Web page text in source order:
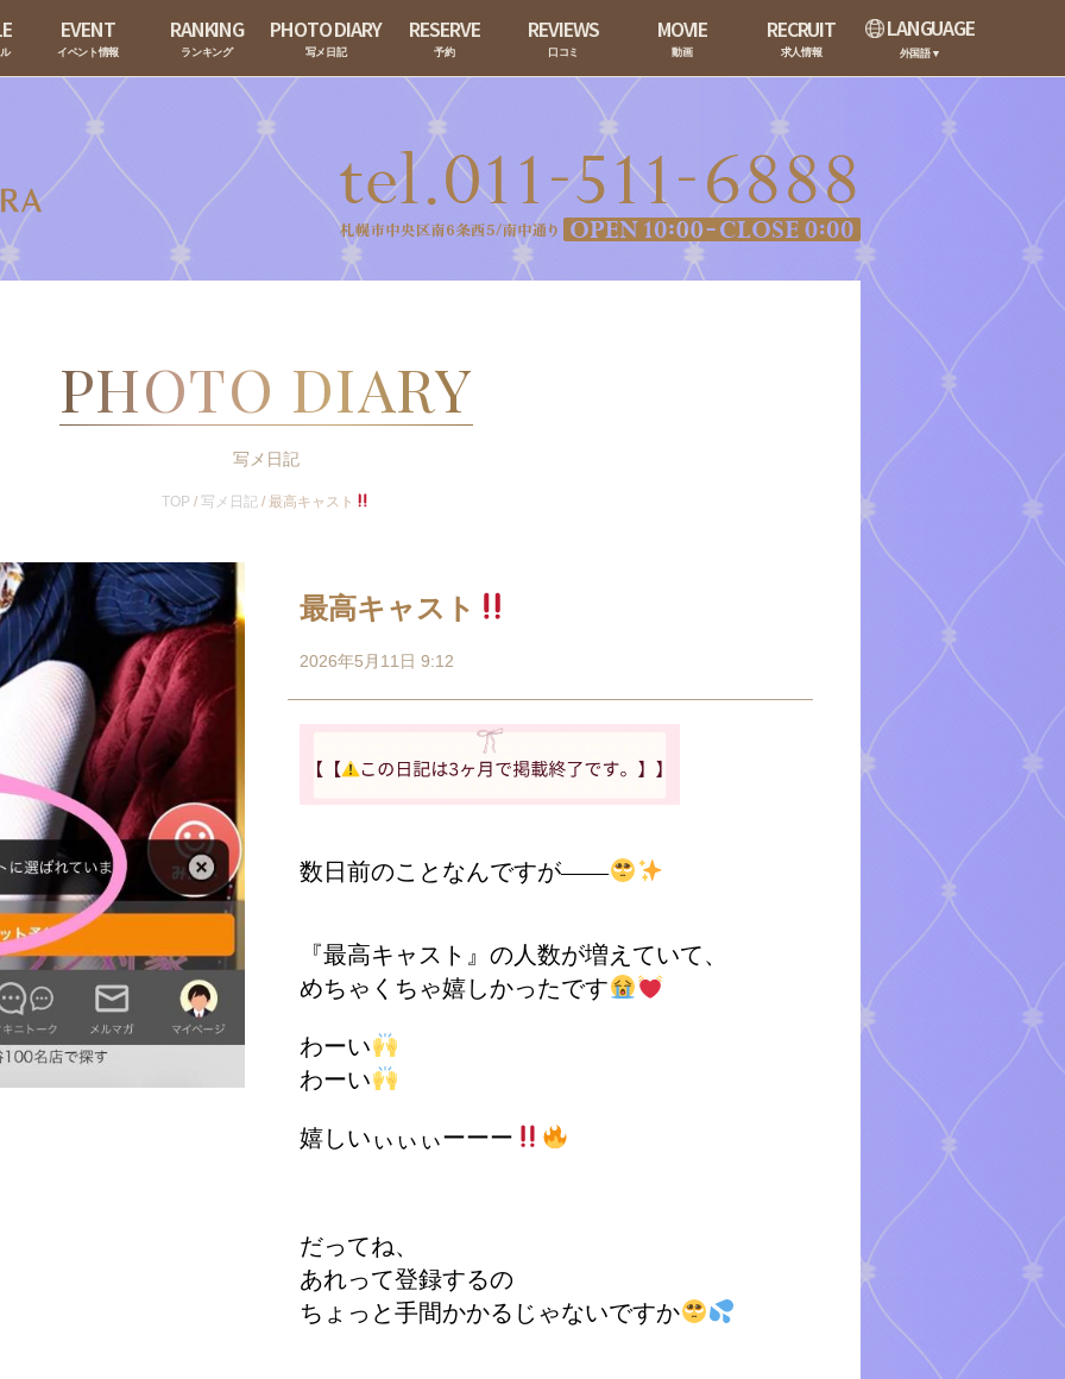
EVENT
イベント情報
RANKING
ランキング
PHOTO DIARY
写メ日記
RESERVE
予約
REVIEWS
口コミ
MOVIE
動画
RECRUIT
求人情報
LANGUAGE
外国語▼
PHOTO DIARY
写メ日記
TOP /写メ日記 / 最高キャスト
最高キャスト
2026年5月11日 9:12
数日前のことなんですが――
『最高キャスト』の人数が増えていて、
めちゃくちゃ嬉しかったです
わーい
わーい
嬉しいぃぃぃーーー
だってね、
あれって登録するの
ちょっと手間かかるじゃないですか